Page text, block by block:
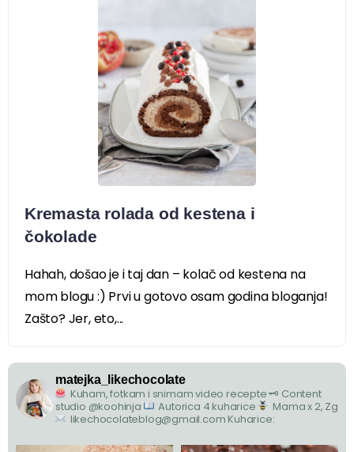
Kremasta rolada od kestena i
čokolade
Hahah, došao je i taj dan – kolač od kestena na
mom blogu :) Prvi u gotovo osam godina bloganja!
Zašto? Jer, eto,...
matejka_likechocolate
Kuham, fotkam i snimam video recepte🗝 Content
studio @koohinja
Autorica 4 kuharice
Mama x 2, Zg
likechocolateblog@gmail.com Kuharice: